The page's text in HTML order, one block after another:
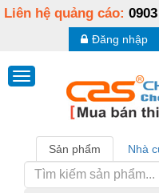
Liên hệ quảng cáo:
Đăng nhập
Sản phẩm Nhà